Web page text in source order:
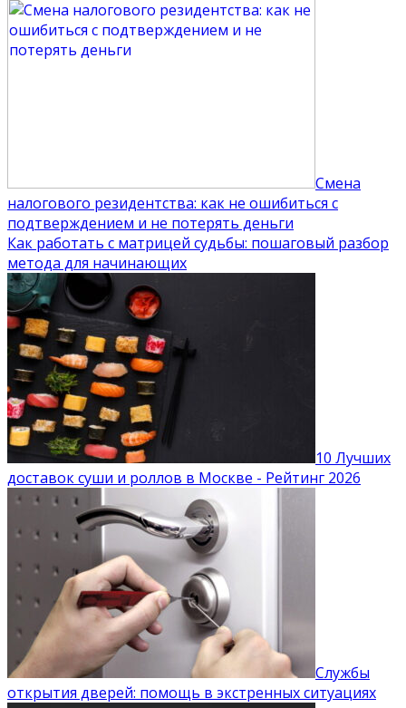
Смена
налогового резидентства: как не ошибиться с
подтверждением и не потерять деньги
Как работать с матрицей судьбы: пошаговый разбор
метода для начинающих
10 Лучших
доставок суши и роллов в Москве - Рейтинг 2026
Службы
открытия дверей: помощь в экстренных ситуациях